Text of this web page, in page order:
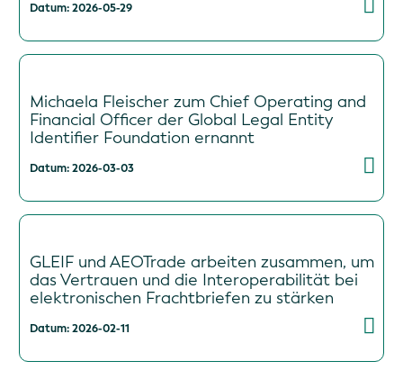
Datum: 2026-05-29
Michaela Fleischer zum Chief Operating and
Financial Officer der Global Legal Entity
Identifier Foundation ernannt
Datum: 2026-03-03
GLEIF und AEOTrade arbeiten zusammen, um
das Vertrauen und die Interoperabilität bei
elektronischen Frachtbriefen zu stärken
Datum: 2026-02-11